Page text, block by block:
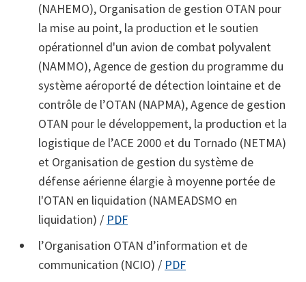
(NAHEMO), Organisation de gestion OTAN pour
la mise au point, la production et le soutien
opérationnel d'un avion de combat polyvalent
(NAMMO), Agence de gestion du programme du
système aéroporté de détection lointaine et de
contrôle de l’OTAN (NAPMA), Agence de gestion
OTAN pour le développement, la production et la
logistique de l’ACE 2000 et du Tornado (NETMA)
et Organisation de gestion du système de
défense aérienne élargie à moyenne portée de
l'OTAN en liquidation (NAMEADSMO en
liquidation) / PDF
l’Organisation OTAN d’information et de
communication (NCIO) / PDF